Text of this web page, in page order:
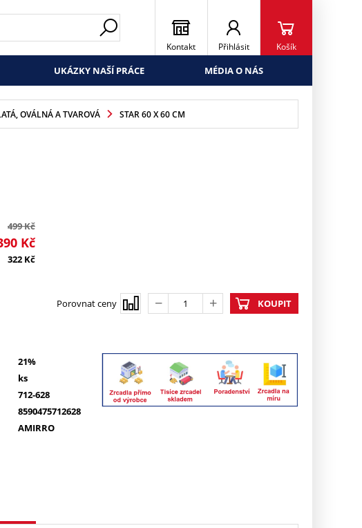
Kontakt Přihlásit Košík
UKÁZKY NAŠÍ PRÁCE MÉDIA O NÁS
OVÁLNÁ A TVAROVÁ STAR 60 X 60 CM
499Kč
Kč
322 Kč
Porovnat ceny KOUPIT
21%
ks
712-628
8590475712628
AMIRRO